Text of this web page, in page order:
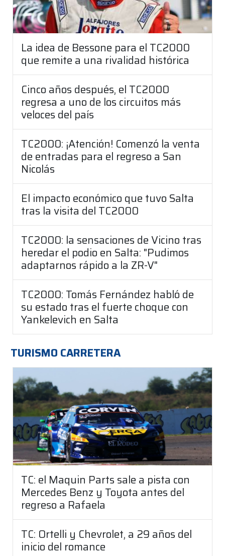
La idea de Bessone para el TC2000
que remite a una rivalidad histórica
Cinco años después, el TC2000
regresa a uno de los circuitos más
veloces del país
TC2000: ¡Atención! Comenzó la venta
de entradas para el regreso a San
Nicolás
El impacto económico que tuvo Salta
tras la visita del TC2000
TC2000: la sensaciones de Vicino tras
heredar el podio en Salta: "Pudimos
adaptarnos rápido a la ZR-V"
TC2000: Tomás Fernández habló de
su estado tras el fuerte choque con
Yankelevich en Salta
TURISMO CARRETERA
TC: el Maquin Parts sale a pista con
Mercedes Benz y Toyota antes del
regreso a Rafaela
TC: Ortelli y Chevrolet, a 29 años del
inicio del romance